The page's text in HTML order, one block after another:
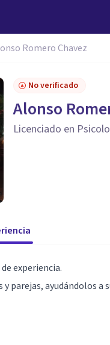
Romero Chavez
No verificado
Alonso
Licenciado en
experiencia.
parejas, ayudándolos